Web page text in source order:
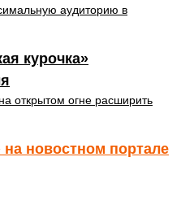
аудиторию в
курочка»
открытом огне расширить
на новостном портале